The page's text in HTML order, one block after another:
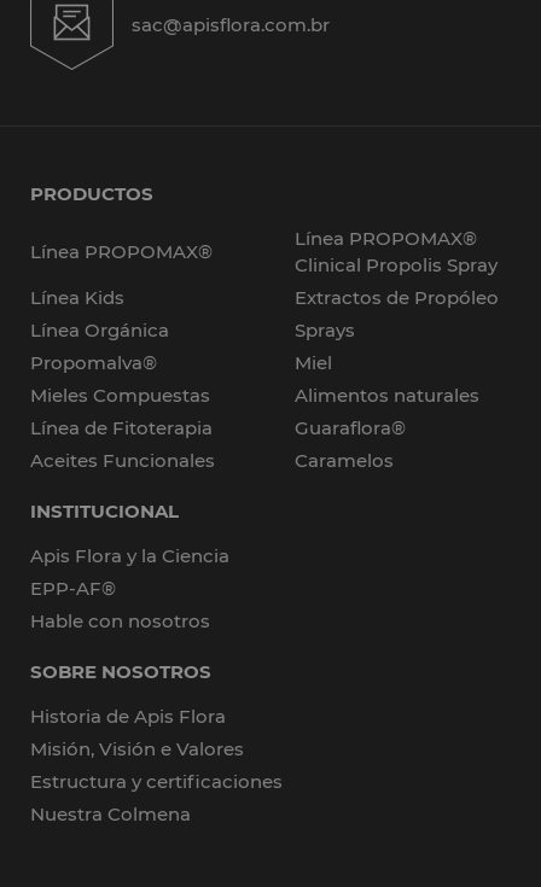
sac@apisflora.com.br
PRODUCTOS
Línea PROPOMAX®
Línea PROPOMAX®
Clinical Propolis Spray
Línea Kids
Extractos de Propóleo
Línea Orgánica
Sprays
Propomalva®
Miel
Mieles Compuestas
Alimentos naturales
Línea de Fitoterapia
Guaraflora®
Aceites Funcionales
Caramelos
INSTITUCIONAL
Apis Flora y la Ciencia
EPP-AF®
Hable con nosotros
SOBRE NOSOTROS
Historia de Apis Flora
Misión, Visión e Valores
Estructura y certificaciones
Nuestra Colmena